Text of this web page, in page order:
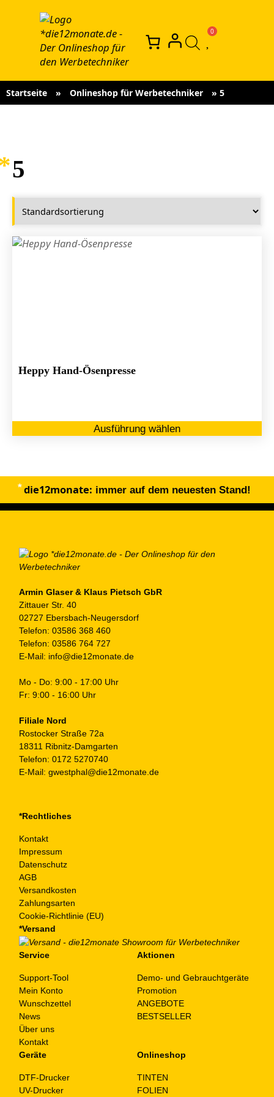
Startseite » Onlineshop für Werbetechniker » 5
5
Heppy Hand-Ösenpresse
Ausführung wählen
die12monate: immer auf dem neuesten Stand!
Armin Glaser & Klaus Pietsch GbR
Zittauer Str. 40
02727 Ebersbach-Neugersdorf
Telefon: 03586 368 460
Telefon: 03586 764 727
E-Mail: info@die12monate.de
Mo - Do: 9:00 - 17:00 Uhr
Fr: 9:00 - 16:00 Uhr
Filiale Nord
Rostocker Straße 72a
18311 Ribnitz-Damgarten
Telefon: 0172 5270740
E-Mail: gwestphal@die12monate.de
*Rechtliches
Kontakt
Impressum
Datenschutz
AGB
Versandkosten
Zahlungsarten
Cookie-Richtlinie (EU)
*Versand
Service
Support-Tool
Mein Konto
Wunschzettel
News
Über uns
Kontakt
Aktionen
Demo- und Gebrauchtgeräte
Promotion
ANGEBOTE
BESTSELLER
Geräte
DTF-Drucker
UV-Drucker
Onlineshop
TINTEN
FOLIEN